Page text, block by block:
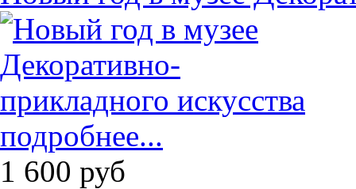
подробнее...
1 600 руб